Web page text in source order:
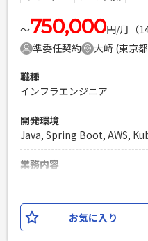
話等でコミュケーションを
ます。 ※業務の状況によっ
お願いすることもあるため
まずは優先したいと考えてお
必須スキル
・Ruby on Railsを利用した
開発経験が3年以上ある ・
ンス改善やセキュリティを
担当と連携しながら開発を進
テクチャを理解しており議
まで一連の流れの理解と経
読み解き理解することがで
ミュニケーションが取れる
力
PHPを用いたWebサービ
〜750,000円/月（
準委任契約
大崎 (東京
職種
インフラエンジニア
開発環境
Java, Spring Boot, AWS,
業務内容
り全般に携わります。 規模
を担保するためにもインフ
と思います。お気に入り